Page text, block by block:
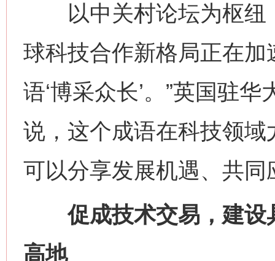
以中关村论坛为枢纽
球科技合作新格局正在加
语‘博采众长’。”英国驻
说，这个成语在科技领域
可以分享发展机遇、共同
促成技术交易，建设
高地